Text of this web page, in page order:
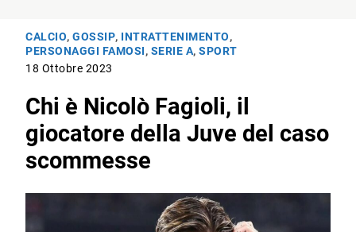
CALCIO,GOSSIP, INTRATTENIMENTO,
PERSONAGGI FAMOSI, SERIE A,SPORT
18 Ottobre 2023
Chi è Nicolò Fagioli, il
giocatore della Juve del caso
scommesse